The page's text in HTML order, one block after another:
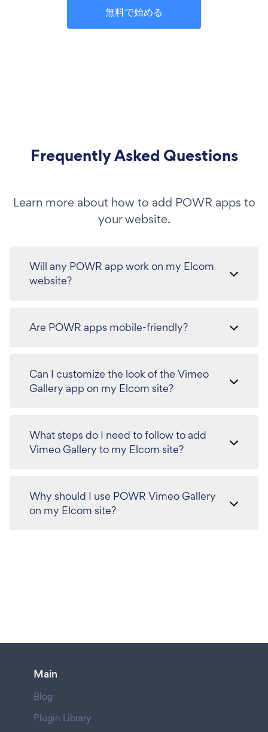
無料で始める
Frequently Asked Questions
Learn more about how to add POWR apps to
your website.
Will any POWR app work on my Elcom
website?
Are POWR apps mobile-friendly?
Can I customize the look of the Vimeo
Gallery app on my Elcom site?
What steps do I need to follow to add
Vimeo Gallery to my Elcom site?
Why should I use POWR Vimeo Gallery
on my Elcom site?
Main
Blog
Plugin Library